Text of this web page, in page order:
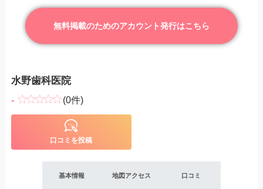
無料掲載のためのアカウント発行はこちら
水野歯科医院
- (0件)
口コミを投稿
基本情報 地図アクセス 口コミ